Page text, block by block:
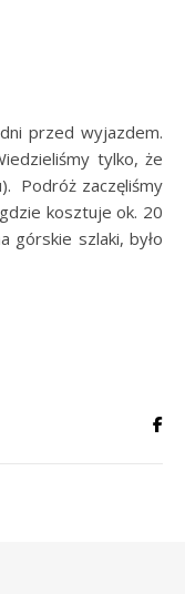
przed wyjazdem.
tylko, że
Podróż zaczęliśmy
kosztuje ok. 20
górskie szlaki, było